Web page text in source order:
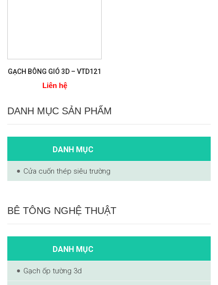
GẠCH BÔNG GIÓ 3D – VTD121
Liên hệ
DANH MỤC SẢN PHẨM
DANH MỤC
Cửa cuốn thép siêu trường
BÊ TÔNG NGHỆ THUẬT
DANH MỤC
Gạch ốp tường 3d